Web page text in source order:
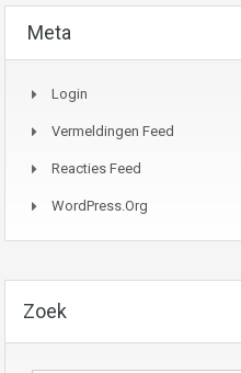
Meta
Login
Vermeldingen Feed
Reacties Feed
WordPress.org
Zoek